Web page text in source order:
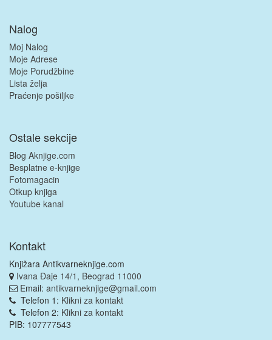
Nalog
Moj Nalog
Moje Adrese
Moje Porudžbine
Lista želja
Praćenje pošiljke
Ostale sekcije
Blog Aknjige.com
Besplatne e-knjige
Fotomagacin
Otkup knjiga
Youtube kanal
Kontakt
Knjižara Antikvarneknjige.com
Ivana Đaje 14/1, Beograd 11000
Email: antikvarneknjige@gmail.com
Telefon 1: Klikni za kontakt
Telefon 2: Klikni za kontakt
PIB: 107777543